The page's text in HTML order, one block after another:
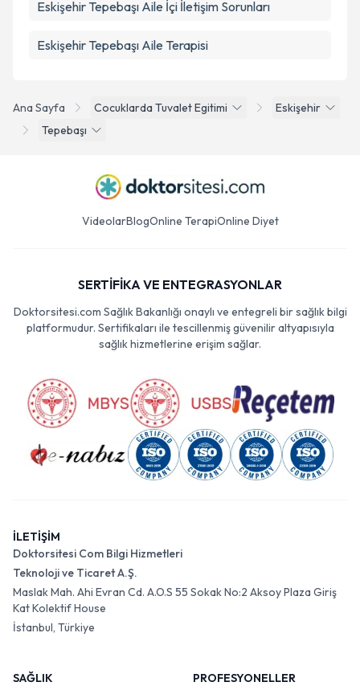
Ana Sayfa Cocuklarda Tuvalet Egitimi
Eskişehir
Tepebaşı
Eskişehir Tepebaşı Aile İçi İletişim Sorunları
Eskişehir Tepebaşı Aile Terapisi
VideolarBlogOnline TerapiOnline Diyet
SERTİFİKA VE ENTEGRASYONLAR
Doktorsitesi.com Sağlık Bakanlığı onaylı ve entegreli bir sağlık bilgi
platformudur. Sertifikaları ile tescillenmiş güvenilir altyapısıyla
sağlık hizmetlerine erişim sağlar.
İLETİŞİM
Doktorsitesi Com Bilgi Hizmetleri
Teknoloji ve Ticaret A.Ş.
Maslak Mah. Ahi Evran Cd. A.O.S 55 Sokak No:2 Aksoy Plaza Giriş
Kat Kolektif House
İstanbul, Türkiye
SAĞLIK
PROFESYONELLER